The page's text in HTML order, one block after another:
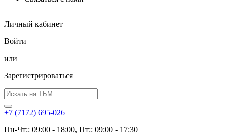
Личный кабинет
Войти
или
Зарегистрироваться
+7 (7172) 695-026
Пн-Чт:: 09:00 - 18:00, Пт:: 09:00 - 17:30